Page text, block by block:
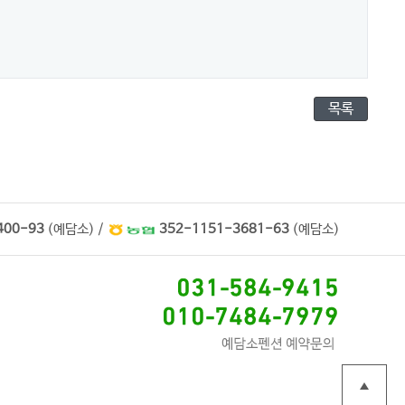
목록
93 (예담소) / 352-1151-3681-63 (예담소)